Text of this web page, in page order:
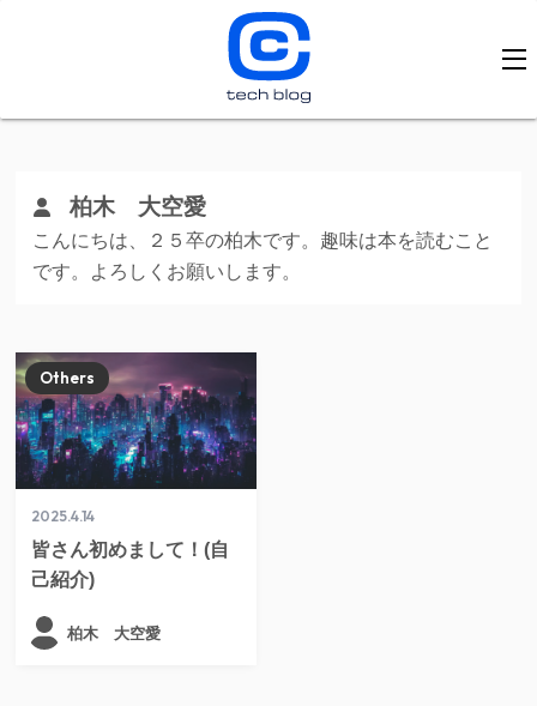
柏木 大空愛
こんにちは、２５卒の柏木です。趣味は本を読むこと
です。よろしくお願いします。
2025.4.14
皆さん初めまして！(自
己紹介)
Others
柏木 大空愛